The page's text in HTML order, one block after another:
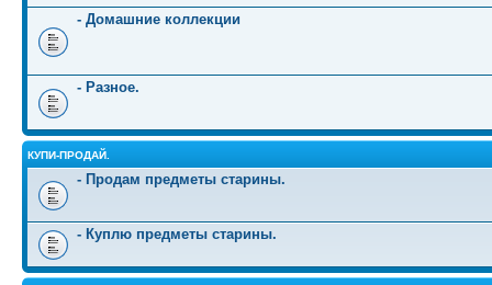
- Домашние коллекции
- Разное.
КУПИ-ПРОДАЙ.
- Продам предметы старины.
- Куплю предметы старины.